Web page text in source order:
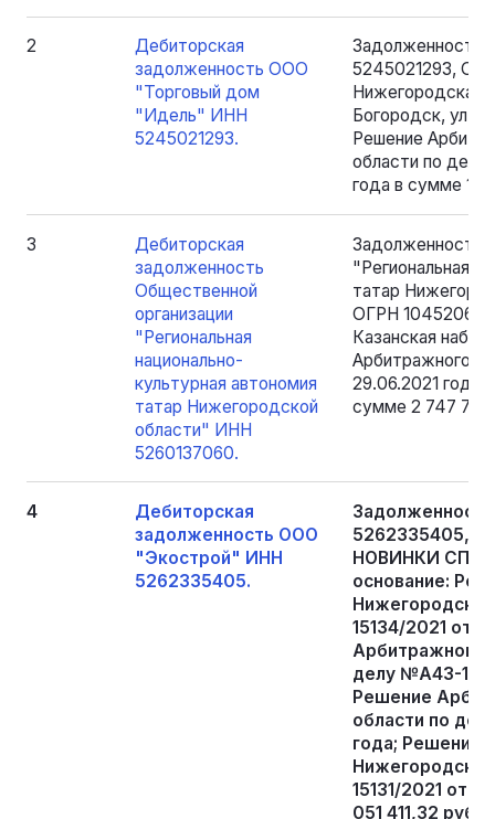
2
Дебиторская
задолженность ООО
"Торговый дом
"Идель" ИНН
5245021293.
5245021293,
Нижегородская
Богородск, ул.
Решение
области по
года в сумме 10
3
Дебиторская
задолженность
Общественной
организации
"Региональная
национально-
культурная автономия
татар Нижегородской
области" ИНН
5260137060.
Задолженность
"Региональная
татар
ОГРН
Казанская
Арбитражного
29.06.2021
сумме 2 747 780
4
Дебиторская
задолженность ООО
"Экострой" ИНН
5262335405.
5262335405,
НОВИНКИ СП.,
основание:
15134/2021 от
Арбитражного
делу №А43-
Решение
области по
года; Решение
15131/2021 от
051 411,32 руб.